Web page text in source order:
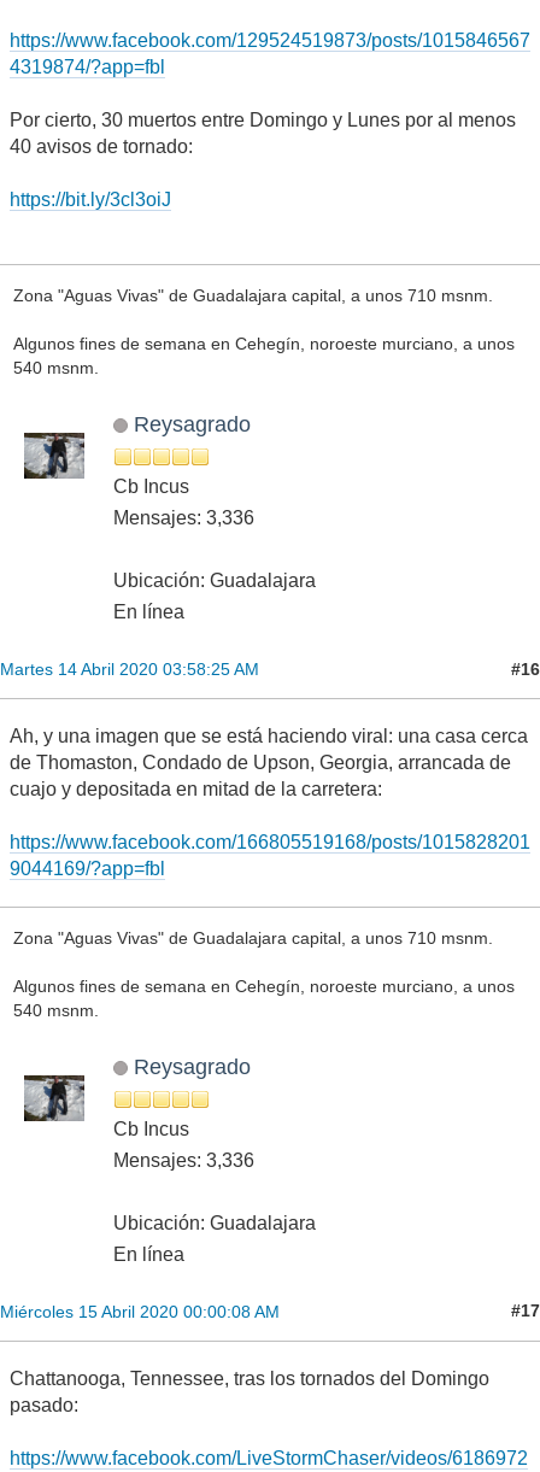
https://www.facebook.com/129524519873/posts/1015846567
4319874/?app=fbl
Por cierto, 30 muertos entre Domingo y Lunes por al menos
40 avisos de tornado:
https://bit.ly/3cl3oiJ
Zona "Aguas Vivas" de Guadalajara capital, a unos 710 msnm.
Algunos fines de semana en Cehegín, noroeste murciano, a unos
540 msnm.
Reysagrado
Cb Incus
Mensajes: 3,336
Ubicación: Guadalajara
En línea
Martes 14 Abril 2020 03:58:25 AM #16
Ah, y una imagen que se está haciendo viral: una casa cerca
de Thomaston, Condado de Upson, Georgia, arrancada de
cuajo y depositada en mitad de la carretera:
https://www.facebook.com/166805519168/posts/1015828201
9044169/?app=fbl
Zona "Aguas Vivas" de Guadalajara capital, a unos 710 msnm.
Algunos fines de semana en Cehegín, noroeste murciano, a unos
540 msnm.
Reysagrado
Cb Incus
Mensajes: 3,336
Ubicación: Guadalajara
En línea
Miércoles 15 Abril 2020 00:00:08 AM #17
Chattanooga, Tennessee, tras los tornados del Domingo
pasado:
https://www.facebook.com/LiveStormChaser/videos/6186972